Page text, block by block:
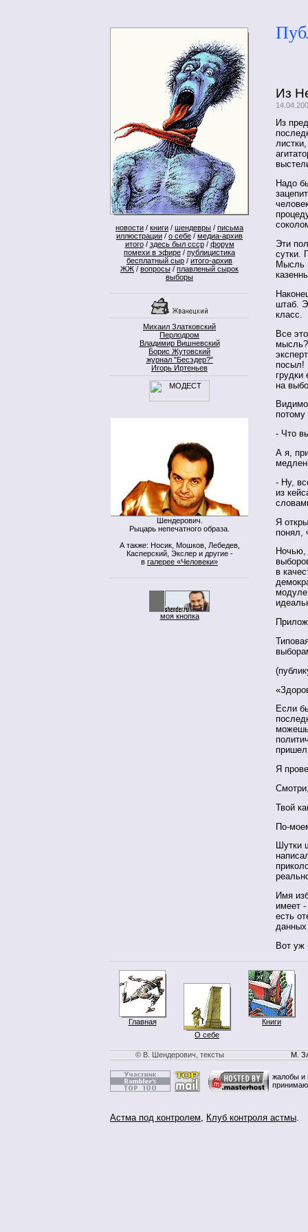
новости / книги / шендевры / письма
иллюстрации / о себе / медиа-архив
итого/ здесь был ссср/ форум
помехи в эфире / публицистика
бесплатный сыр / итого-архив
ЖЖ / вопросы / плавленый сырок
выборы
Михаил Златковский
Перлодром
Владимир Вишневский
Борис Жутовский
журнал "Бесэдер?"
Игорь Иртеньев
Шендерович.
Рыцарь непечатного образа.
А также: Носик, Мошков, Лебедев,
Касперский, Экслер и другие -
в галерее «Человеки»
моя кнопка
Из
Из
Надо
Эти
сутки.
Мысль
штаб.
класс.
Все
посыл!
на
потому
- Что
А я,
- Ну,
из
Я
понял,
Ночью,
в
Если
Я
Твой
По-
Шутки
Имя
имеет
есть
Вот уж
Главная
О себе
Книги
© В. Шендерович, тексты М.
жалобы и
Астма под контролем, Клуб контроля астмы.